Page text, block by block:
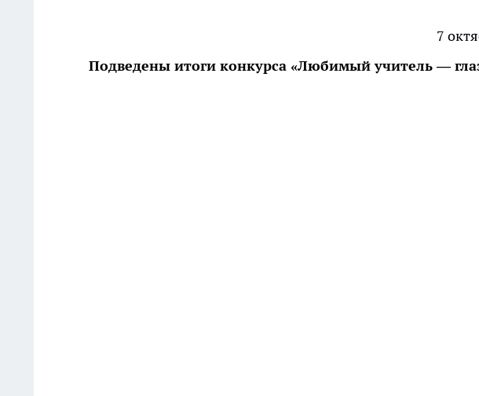
7
Подведены итоги конкурса «Любимый учитель —